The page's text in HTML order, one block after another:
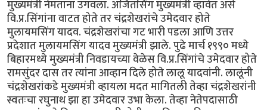
मुख्यमंत्री नेमताना उगवला. अजितसिंग मुख्यमंत्री व्हावेत असे
वि.प्र.सिंगांना वाटत होते तर चंद्रशेखरांचे उमेदवार होते
मुलायमसिंग यादव. चंद्रशेखरांचा गट भारी पडला आणि उत्तर
प्रदेशात मुलायमसिंग यादव मुख्यमंत्री झाले. पुढे मार्च १९९० मध्ये
बिहारमध्ये मुख्यमंत्री निवडायच्या वेळेस वि.प्र.सिंगांचे उमेदवार होते
रामसुंदर दास तर त्यांना आव्हान दिले होते लालू यादवांनी. लालूंनी
चंद्रशेखरांकडे मुख्यमंत्री व्हायला मदत मागितली तेव्हा चंद्रशेखरांनी
स्वतःचा रघुनाथ झा हा उमेदवार उभा केला. तेव्हा नेतेपदासाठी